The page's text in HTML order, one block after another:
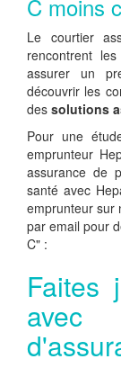
C moins
Le courtier
rencontrent
assurer un
découvrir les
des solutions
Pour une
emprunteur
assurance de
santé avec
emprunteur sur
par email pour
C" :
Faites